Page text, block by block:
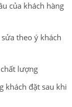
của khách hàng
theo ý khách
lượng
khách đặt sau khi